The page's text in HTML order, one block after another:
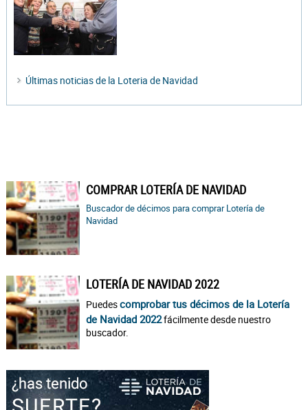
Últimas noticias de la Loteria de Navidad
COMPRAR LOTERÍA DE NAVIDAD
Buscador de décimos para comprar Lotería de
Navidad
LOTERÍA DE NAVIDAD 2022
Puedescomprobar tus décimos de la Lotería
de Navidad 2022fácilmente desde nuestro
buscador.